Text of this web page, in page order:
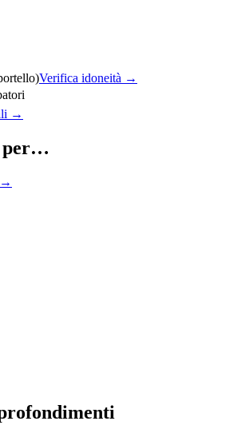
Verifica idoneità →
→
per…
→